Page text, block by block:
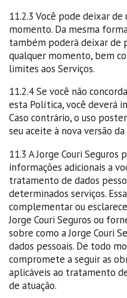
11.2.3 Você pode deixar de
momento. Da mesma
também poderá deixar de
qualquer momento, bem
limites aos Serviços.
11.2.4 Se você não
esta Política, você deverá
Caso contrário, o uso
seu aceite à nova versão
11.3 A Jorge Couri
informações adicionais a
tratamento de dados
determinados serviços.
complementar ou
Jorge Couri Seguros ou
sobre como a Jorge Couri
dados pessoais. De todo
compromete a seguir as
aplicáveis ao tratamento
de atuação.